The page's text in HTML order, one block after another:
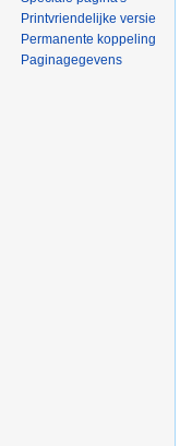
Printvriendelijke versie
Permanente koppeling
Paginagegevens